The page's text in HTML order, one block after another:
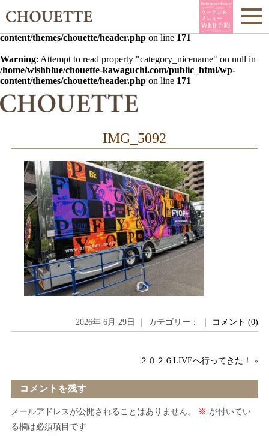
Warning : Undefined array key 0 in
/home/wishblue/chouette-
content/themes/chouette/header.php on line 171
Warning: Attempt to read property "category_nicename" on null in
/home/wishblue/chouette-kawaguchi.com/public_html/wp-
content/themes/chouette/header.php on line 171
IMG_5092
2026年 6月 29日 ｜ カテゴリー： ｜ コメント (0)
２０２６LIVEへ行ってきた！ »
コメントを残す
メールアドレスが公開されることはありません。 ※ が付いてい
る欄は必須項目です